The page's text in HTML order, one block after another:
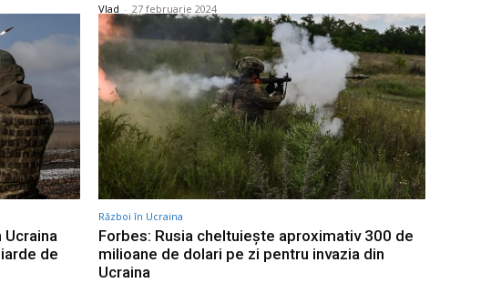
Vlad - 27 februarie 2024
Ucraina
de
Război în Ucraina
Forbes: Rusia cheltuiește aproximativ 300 de
milioane de dolari pe zi pentru invazia din
Ucraina